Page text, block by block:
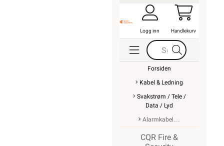
Logg inn Handlekurv
Forsiden
Kabel & Ledning
Svakstrøm / Tele /
Data / Lyd
Alarmkabel
CQR Fire &